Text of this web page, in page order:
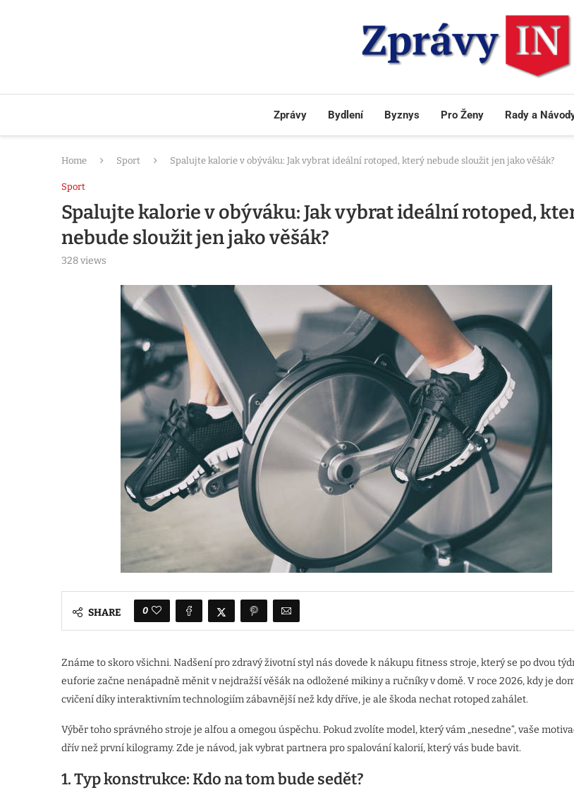
Zprávy Bydlení Byznys Pro Ženy Rady a
Home Sport Spalujte kalorie v obýváku: Jak vybrat ideální rotoped, který nebude sloužit jen jako věšák?
Sport
Spalujte kalorie v obýváku: Jak vybrat ideální rotoped,
nebude sloužit jen jako věšák?
328views
SHARE 0
Známe to skoro všichni. Nadšení pro zdravý životní styl nás dovede k nákupu fitness stroje, který se po dvou
euforie začne nenápadně měnit v nejdražší věšák na odložené mikiny a ručníky v domě. V roce 2026, kdy je
cvičení díky interaktivním technologiím zábavnější než kdy dříve, je ale škoda nechat rotoped zahálet.
Výběr toho správného stroje je alfou a omegou úspěchu. Pokud zvolíte model, který vám „nesedne“, vaše
dřív než první kilogramy. Zde je návod, jak vybrat partnera pro spalování kalorií, který vás bude bavit.
1. Typ konstrukce: Kdo na tom bude sedět?